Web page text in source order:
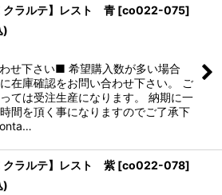
クラルテ】レスト 青 [co022-075]
)
せ下さい■ 希望購入数が多い場合
在庫確認をお問い合わせ下さい。 ご
ては受注生産になります。 納期に一
間を頂く事になりますのでご了承下
クラルテ】レスト 紫 [co022-078]
)